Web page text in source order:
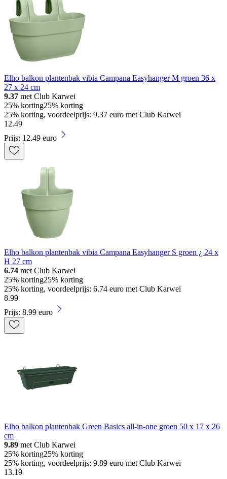
Elho balkon plantenbak vibia Campana Easyhanger M groen 36 x
27 x 24 cm
9.37 met Club Karwei
25% korting25% korting
25% korting, voordeelprijs: 9.37 euro met Club Karwei
12.49
Prijs: 12.49 euro
Elho balkon plantenbak vibia Campana Easyhanger S groen ¿ 24 x
H 27 cm
6.74 met Club Karwei
25% korting25% korting
25% korting, voordeelprijs: 6.74 euro met Club Karwei
8.99
Prijs: 8.99 euro
Elho balkon plantenbak Green Basics all-in-one groen 50 x 17 x 26
cm
9.89 met Club Karwei
25% korting25% korting
25% korting, voordeelprijs: 9.89 euro met Club Karwei
13.19